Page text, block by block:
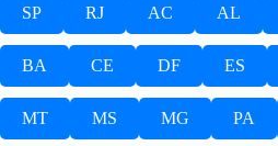
SP RJ AC AL
BA CE DF ES
MT MS MG PA